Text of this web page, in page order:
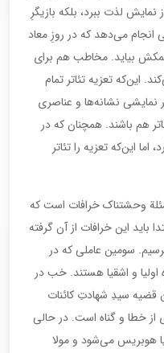
لذت ببرد، بلکه بازیگرِ
انجام می‌دهد که در روزِ معاد
بیاید. مخاطب هم برای
این‌که تعزیه تئاتر تمام
نشانه‌ها و عناصری
هم باشند. همچنان که در
این‌که تعزیه را تئاتر
وحشتناک خرافات است که
باید این خرافات از آن گرفته
سومین عاملی که در
و اشقیا هستند. خب در
قضیه سیدِ شهادتِ کائنات
خطا و گناه است. در حالی
یا هوبریس می‌شود و مولا